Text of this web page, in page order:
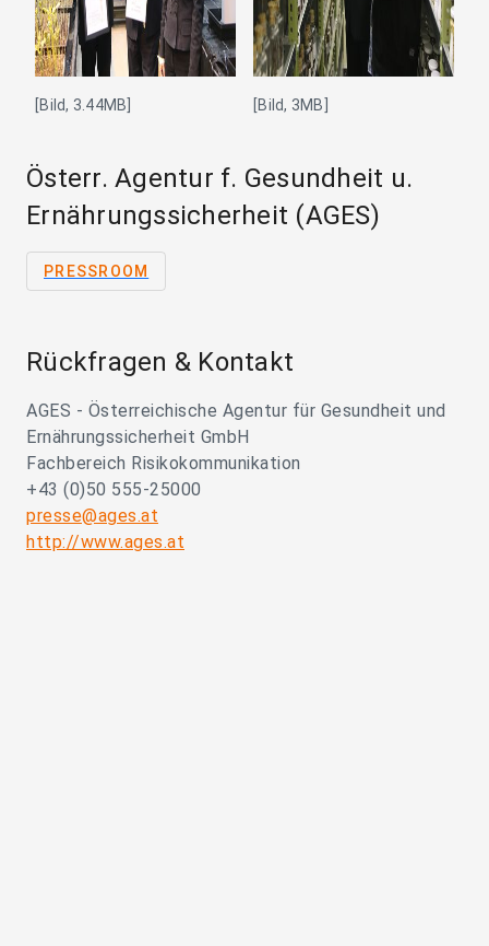
[Bild, 3.44MB] [Bild, 3MB]
Österr. Agentur f. Gesundheit u.
Ernährungssicherheit (AGES)
PRESSROOM
Rückfragen & Kontakt
AGES - Österreichische Agentur für Gesundheit und
Ernährungssicherheit GmbH
Fachbereich Risikokommunikation
+43 (0)50 555-25000
presse@ages.at
http://www.ages.at